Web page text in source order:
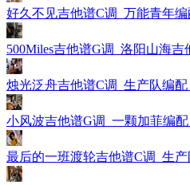
好久不见吉他谱C调_万能青年
500Miles吉他谱G调_洛阳山海吉
烛光泛舟吉他谱C调_生产队编配
小风波吉他谱G调_一颗加菲编
最后的一班渡轮吉他谱C调_生